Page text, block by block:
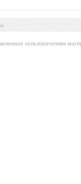
пользователями